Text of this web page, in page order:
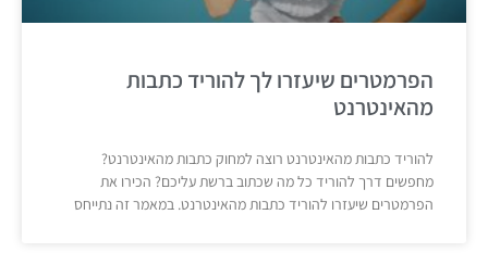
הפרמטרים שיעזרו לך להוריד כתבות
מהאינטרנט
להוריד כתבות מהאינטרנט רוצה למחוק כתבות מהאינטרנט?
מחפשים דרך להוריד כל מה שכתוב ברשת עליכם? הכירו את
הפרמטרים שיעזרו להוריד כתבות מהאינטרנט. במאמר זה נתייחס